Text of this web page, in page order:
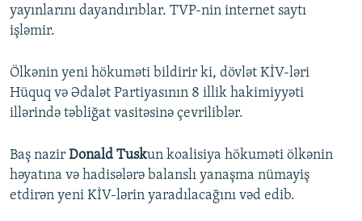
yayınlarını dayandırıblar. TVP-nin internet saytı
işləmir.
Ölkənin yeni hökuməti bildirir ki, dövlət KİV-ləri
Hüquq və Ədalət Partiyasının 8 illik hakimiyyəti
illərində təbliğat vasitəsinə çevriliblər.
Baş nazir Donald Tuskun koalisiya hökuməti ölkənin
həyatına və hadisələrə balanslı yanaşma nümayiş
etdirən yeni KİV-lərin yaradılacağını vəd edib.